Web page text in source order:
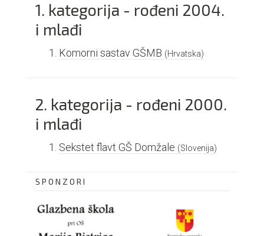
1. kategorija - rođeni 2004.
i mlađi
Komorni sastav GŠMB (Hrvatska)
2. kategorija - rođeni 2000.
i mlađi
Sekstet flavt GŠ Domžale (Slovenija)
SPONZORI